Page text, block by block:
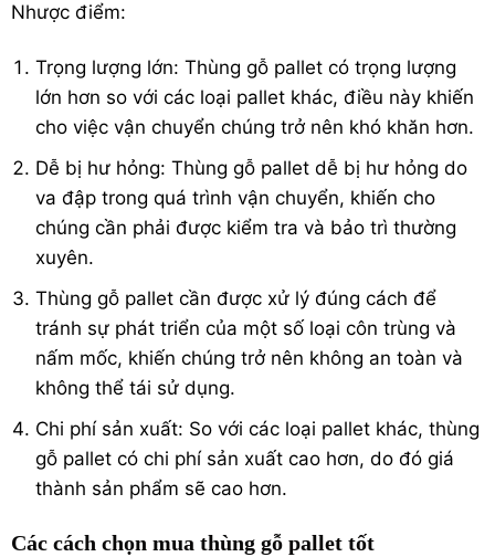
Nhược điểm:
Trọng lượng lớn: Thùng gỗ pallet có trọng lượng
lớn hơn so với các loại pallet khác, điều này khiến
cho việc vận chuyển chúng trở nên khó khăn hơn.
Dễ bị hư hỏng: Thùng gỗ pallet dễ bị hư hỏng do
va đập trong quá trình vận chuyển, khiến cho
chúng cần phải được kiểm tra và bảo trì thường
xuyên.
Thùng gỗ pallet cần được xử lý đúng cách để
tránh sự phát triển của một số loại côn trùng và
nấm mốc, khiến chúng trở nên không an toàn và
không thể tái sử dụng.
Chi phí sản xuất: So với các loại pallet khác, thùng
gỗ pallet có chi phí sản xuất cao hơn, do đó giá
thành sản phẩm sẽ cao hơn.
Các cách chọn mua thùng gỗ pallet tốt